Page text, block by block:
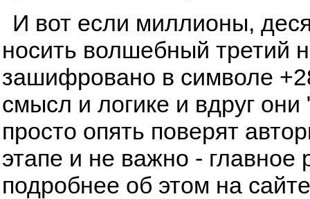
И вот если миллионы,
носить волшебный третий
зашифровано в символе
смысл и логике и вдруг
просто опять поверят
этапе и не важно - главное
подробнее об этом на